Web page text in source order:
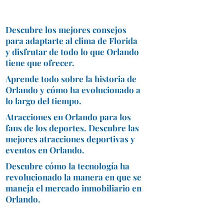
Descubre los mejores consejos
para adaptarte al clima de Florida
y disfrutar de todo lo que Orlando
tiene que ofrecer.
Aprende todo sobre la historia de
Orlando y cómo ha evolucionado a
lo largo del tiempo.
Atracciones en Orlando para los
fans de los deportes. Descubre las
mejores atracciones deportivas y
eventos en Orlando.
Descubre cómo la tecnología ha
revolucionado la manera en que se
maneja el mercado inmobiliario en
Orlando.